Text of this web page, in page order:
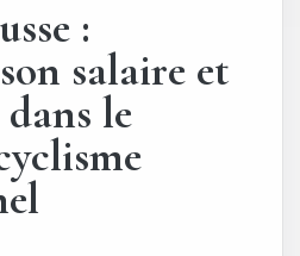
:
salaire et
dans le